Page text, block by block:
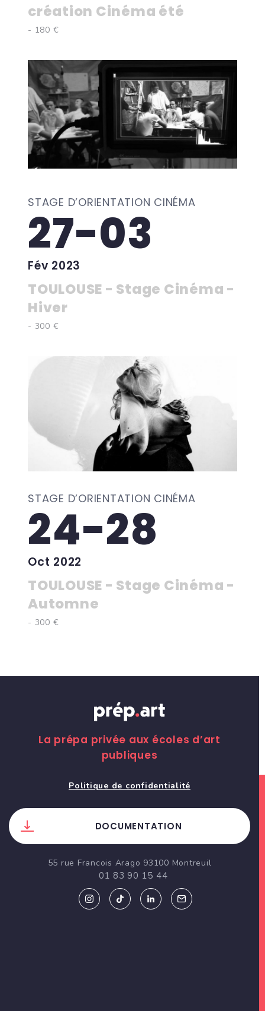
création Cinéma été
- 180 €
STAGE D’ORIENTATION CINÉMA
27-03
Fév 2023
TOULOUSE - Stage Cinéma -
Hiver
- 300 €
STAGE D’ORIENTATION CINÉMA
24-28
Oct 2022
TOULOUSE - Stage Cinéma -
Automne
- 300 €
La prépa privée aux écoles d’art
publiques
Politique de confidentialité
DOCUMENTATION
55 rue Francois Arago 93100 Montreuil
01 83 90 15 44